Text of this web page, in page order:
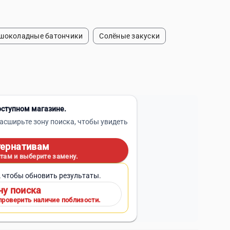
батончики Солёные закуски
магазине.
зону поиска, чтобы увидеть
и выберите замену.
обновить результаты.
поиска
наличие поблизости.